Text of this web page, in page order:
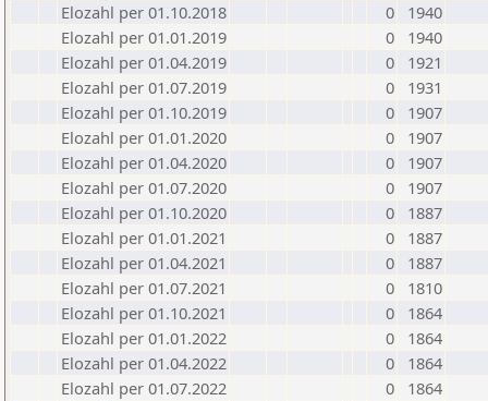
Elozahl per 01.10.2018
0
1940
Elozahl per 01.01.2019
0
1940
Elozahl per 01.04.2019
0
1921
Elozahl per 01.07.2019
0
1931
Elozahl per 01.10.2019
0
1907
Elozahl per 01.01.2020
0
1907
Elozahl per 01.04.2020
0
1907
Elozahl per 01.07.2020
0
1907
Elozahl per 01.10.2020
0
1887
Elozahl per 01.01.2021
0
1887
Elozahl per 01.04.2021
0
1887
Elozahl per 01.07.2021
0
1810
Elozahl per 01.10.2021
0
1864
Elozahl per 01.01.2022
0
1864
Elozahl per 01.04.2022
0
1864
Elozahl per 01.07.2022
0
1864